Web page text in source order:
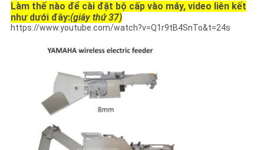
Làm thế nào để cài đặt bộ cấp vào máy, video liên kết
như dưới đây:(giây thứ 37)
https://www.youtube.com/watch?v=Q1r9tB4SnTo&t=24s